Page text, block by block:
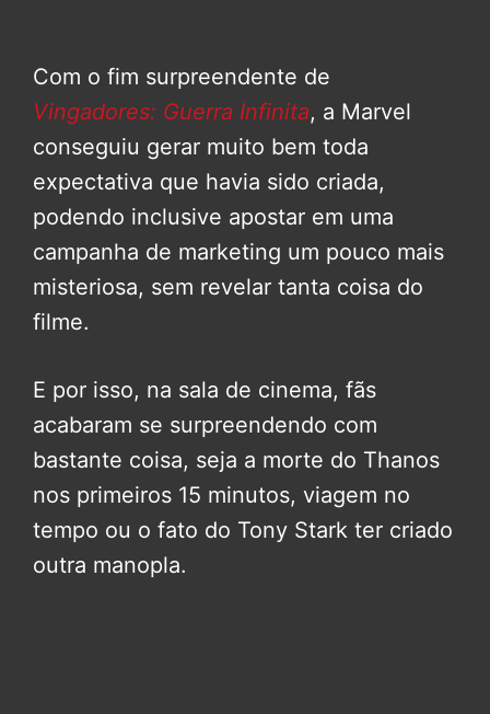
Com o fim surpreendente de
Vingadores: Guerra Infinita, a Marvel
conseguiu gerar muito bem toda
expectativa que havia sido criada,
podendo inclusive apostar em uma
campanha de marketing um pouco mais
misteriosa, sem revelar tanta coisa do
filme.
E por isso, na sala de cinema, fãs
acabaram se surpreendendo com
bastante coisa, seja a morte do Thanos
nos primeiros 15 minutos, viagem no
tempo ou o fato do Tony Stark ter criado
outra manopla.